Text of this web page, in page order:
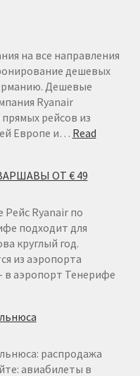
на все направления
дешевых
Дешевые
Ryanair
рейсов из
Европе и… Read
ОТ € 49
Ryanair по
подходит для
круглый год.
из аэропорта
в аэропорт Тенерифе
распродажа
авиабилеты в